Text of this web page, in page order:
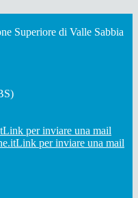
Superiore di Valle Sabbia
Link per inviare una mail
Link per inviare una mail